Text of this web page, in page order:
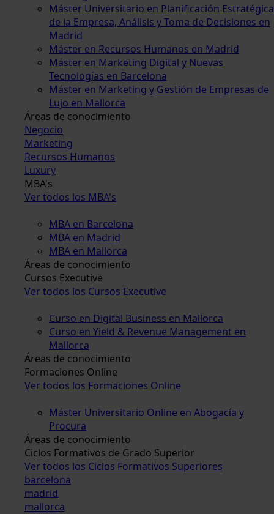
Máster Universitario en Planificación Estratégica
de la Empresa, Análisis y Toma de Decisiones en
Madrid
Máster en Recursos Humanos en Madrid
Máster en Marketing Digital y Nuevas
Tecnologías en Barcelona
Máster en Marketing y Gestión de Empresas de
Lujo en Mallorca
Áreas de conocimiento
Negocio
Marketing
Recursos Humanos
Luxury
MBA's
Ver todos los MBA's
MBA en Barcelona
MBA en Madrid
MBA en Mallorca
Áreas de conocimiento
Cursos Executive
Ver todos los Cursos Executive
Curso en Digital Business en Mallorca
Curso en Yield & Revenue Management en
Mallorca
Áreas de conocimiento
Formaciones Online
Ver todos los Formaciones Online
Máster Universitario Online en Abogacía y
Procura
Áreas de conocimiento
Ciclos Formativos de Grado Superior
Ver todos los Ciclos Formativos Superiores
barcelona
madrid
mallorca